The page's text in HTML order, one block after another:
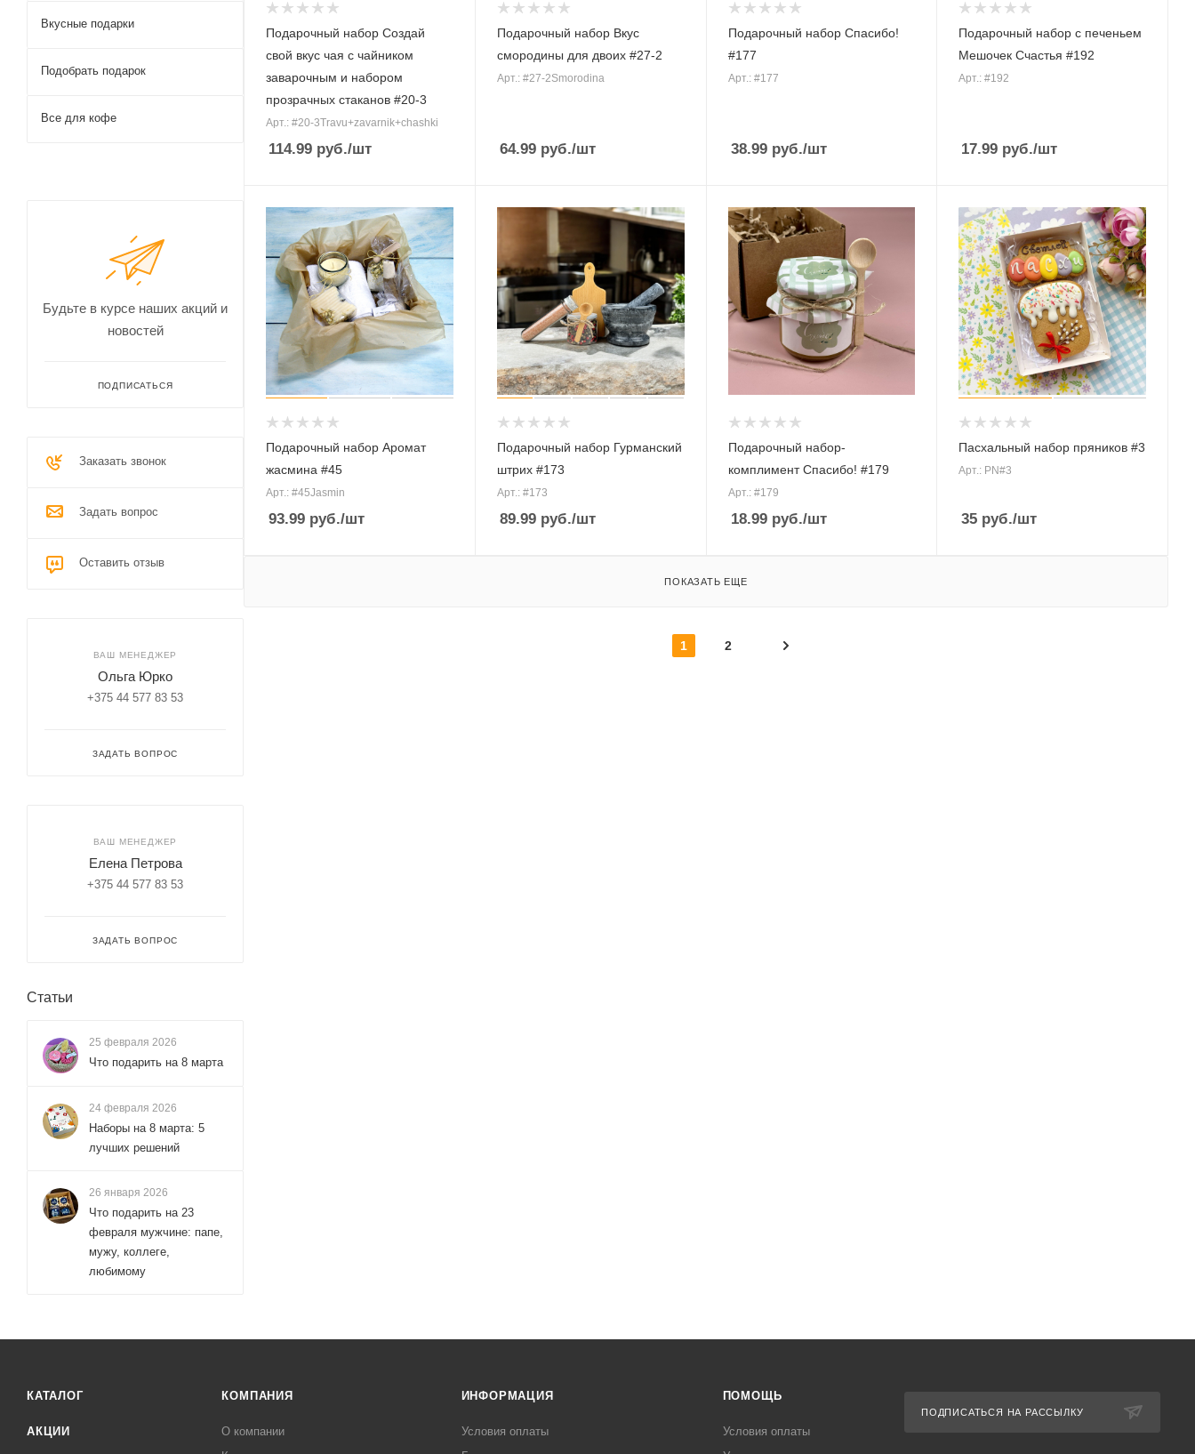
Подарочный набор Создай
свой вкус чая c чайником
заварочным и набором
прозрачных стаканов #20-3
Арт.: #20-3Travu+zavarnik+chashki
114.99 руб./шт
Подарочный набор Вкус
смородины для двоих #27-2
Арт.: #27-2Smorodina
64.99руб./шт
Подарочный набор Спасибо!
#177
Арт.: #177
38.99руб./шт
Подарочный набор с печеньем
Мешочек Счастья #192
Арт.: #192
17.99 руб./шт
Подарочный набор Аромат
жасмина #45
Арт.: #45Jasmin
93.99 руб./шт
Подарочный набор Гурманский
штрих #173
Арт.: #173
89.99руб./шт
Подарочный набор-
комплимент Спасибо! #179
Арт.: #179
18.99руб./шт
Пасхальный набор пряников #3
Арт.: PN#3
35 руб./шт
ПОКАЗАТЬ ЕЩЕ
1 2
Вкусные подарки
Подобрать подарок
Все для кофе
Будьте в курсе наших акций и
новостей
ПОДПИСАТЬСЯ
Заказать звонок
Задать вопрос
Оставить отзыв
ВАШ МЕНЕДЖЕР
Ольга Юрко
+375 44 577 83 53
ЗАДАТЬ ВОПРОС
ВАШ МЕНЕДЖЕР
Елена Петрова
+375 44 577 83 53
ЗАДАТЬ ВОПРОС
Статьи
25 февраля 2026
Что подарить на 8 марта
24 февраля 2026
Наборы на 8 марта: 5
лучших решений
26 января 2026
Что подарить на 23
февраля мужчине: папе,
мужу, коллеге,
любимому
КАТАЛОГ
АКЦИИ
КОМПАНИЯ
О компании
ИНФОРМАЦИЯ
Условия оплаты
ПОМОЩЬ
Условия оплаты
ПОДПИСАТЬСЯ НА РАССЫЛКУ